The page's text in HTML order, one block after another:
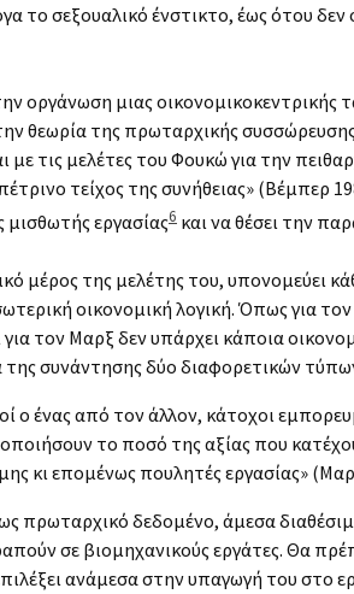
το σεξουαλικό ένστικτο, έως ότου δεν
μιας οικονομικοκεντρικής
θεωρία της πρωταρχικής
τις μελέτες του Φουκώ για την
τείχος της συνήθειας» (Βέμπερ
εργασίας6 και να θέσει την
της μελέτης του, υπονομεύει
οικονομική λογική. Όπως για
τον Μαρξ δεν υπάρχει κάποια
της συνάντησης δύο διαφορετικών
ο ένας από τον άλλον, κάτοχοι
το ποσό της αξίας που
κι επομένως πουλητές εργασίας»
πρωταρχικό δεδομένο, άμεσα
σε βιομηχανικούς εργάτες. Θα
ανάμεσα στην υπαγωγή του στο